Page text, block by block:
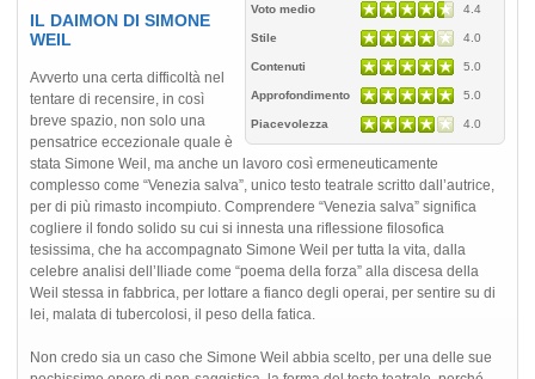
Voto medio 4.4
Stile 4.0
Contenuti 5.0
Approfondimento 5.0
Piacevolezza 4.0
IL DAIMON DI SIMONE
WEIL
Avverto una certa difficoltà nel
tentare di recensire, in così
breve spazio, non solo una
pensatrice eccezionale quale è
stata Simone Weil, ma anche un lavoro così ermeneuticamente
complesso come “Venezia salva”, unico testo teatrale scritto dall’autrice,
per di più rimasto incompiuto. Comprendere “Venezia salva” significa
cogliere il fondo solido su cui si innesta una riflessione filosofica
tesissima, che ha accompagnato Simone Weil per tutta la vita, dalla
celebre analisi dell’Iliade come “poema della forza” alla discesa della
Weil stessa in fabbrica, per lottare a fianco degli operai, per sentire su di
lei, malata di tubercolosi, il peso della fatica.
Non credo sia un caso che Simone Weil abbia scelto, per una delle sue